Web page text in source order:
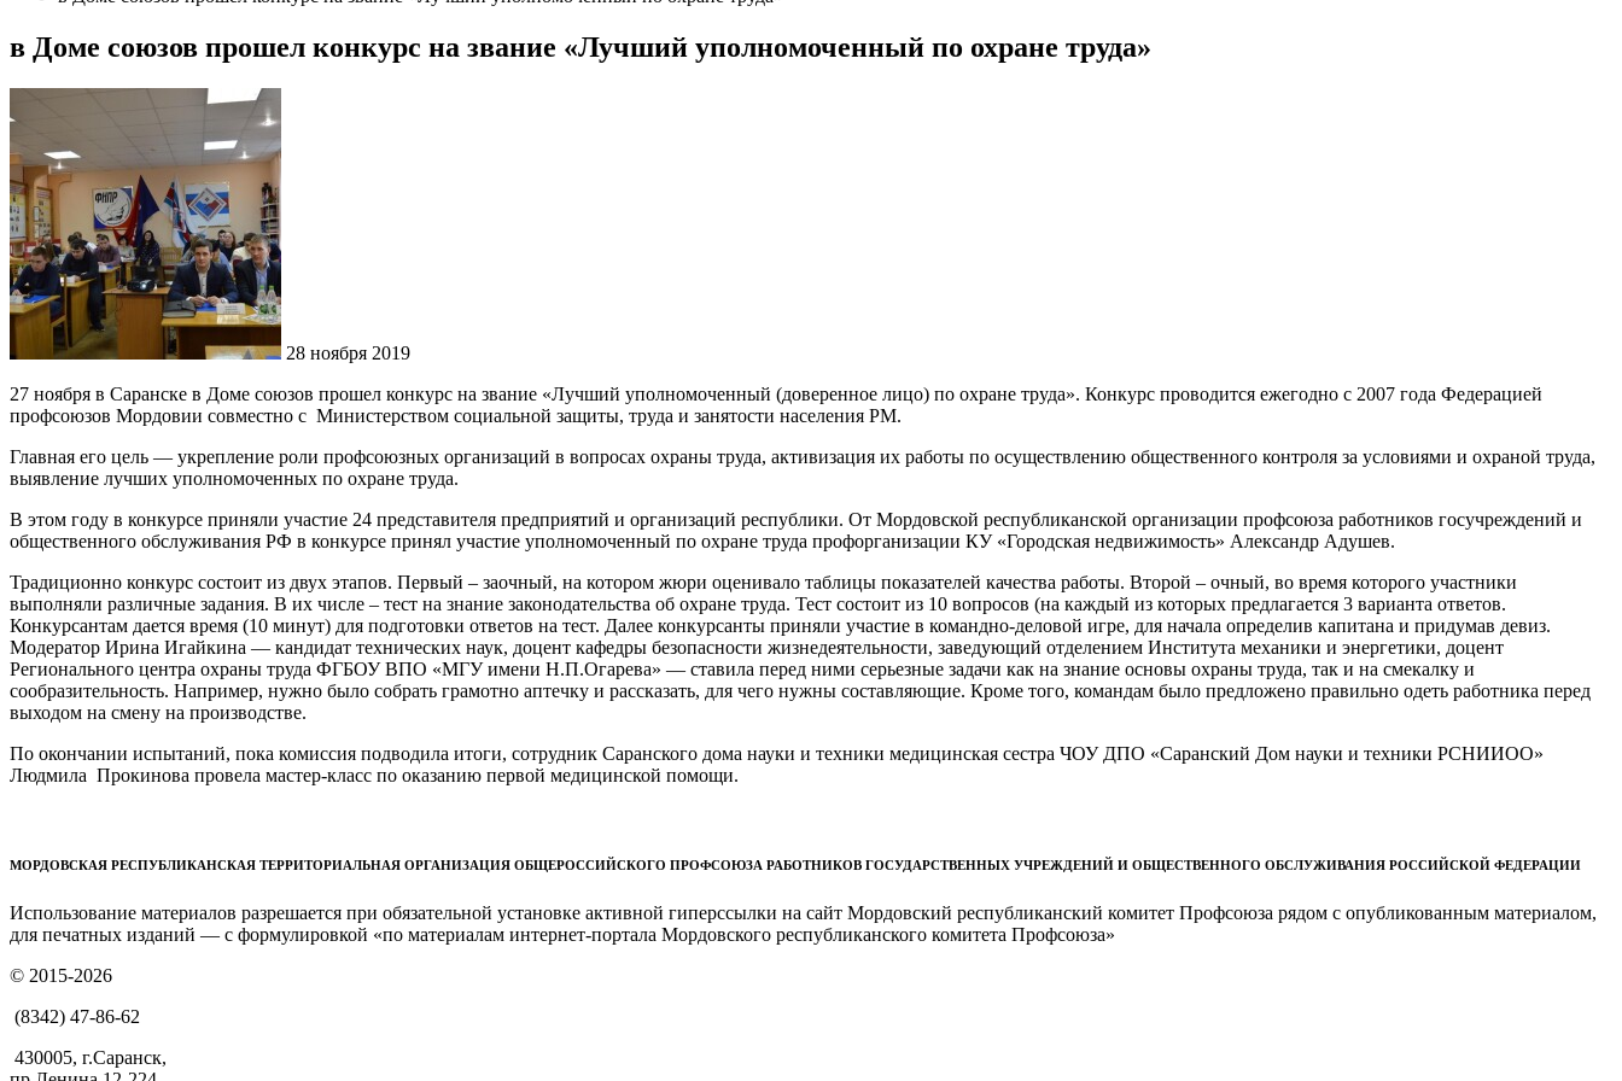
в Доме союзов прошел конкурс на звание «Лучший уполномоченный по охране труда»
28 ноября 2019
27 ноября в Саранске в Доме союзов прошел конкурс на звание «Лучший уполномоченный (доверенное лицо) по охране труда». Конкурс проводится ежегодно с 2007 года Федерацией
профсоюзов Мордовии совместно с Министерством социальной защиты, труда и занятости населения РМ.
Главная его цель — укрепление роли профсоюзных организаций в вопросах охраны труда, активизация их работы по осуществлению общественного контроля за условиями и охраной труда,
выявление лучших уполномоченных по охране труда.
В этом году в конкурсе приняли участие 24 представителя предприятий и организаций республики. От Мордовской республиканской организации профсоюза работников госучреждений и
общественного обслуживания РФ в конкурсе принял участие уполномоченный по охране труда профорганизации КУ «Городская недвижимость» Александр Адушев.
Традиционно конкурс состоит из двух этапов. Первый – заочный, на котором жюри оценивало таблицы показателей качества работы. Второй – очный, во время которого участники
выполняли различные задания. В их числе – тест на знание законодательства об охране труда. Тест состоит из 10 вопросов (на каждый из которых предлагается 3 варианта ответов.
Конкурсантам дается время (10 минут) для подготовки ответов на тест. Далее конкурсанты приняли участие в командно-деловой игре, для начала определив капитана и придумав девиз.
Модератор Ирина Игайкина — кандидат технических наук, доцент кафедры безопасности жизнедеятельности, заведующий отделением Института механики и энергетики, доцент
Регионального центра охраны труда ФГБОУ ВПО «МГУ имени Н.П.Огарева» — ставила перед ними серьезные задачи как на знание основы охраны труда, так и на смекалку и
сообразительность. Например, нужно было собрать грамотно аптечку и рассказать, для чего нужны составляющие. Кроме того, командам было предложено правильно одеть работника перед
выходом на смену на производстве.
По окончании испытаний, пока комиссия подводила итоги, сотрудник Саранского дома науки и техники медицинская сестра ЧОУ ДПО «Саранский Дом науки и техники РСНИИОО»
Людмила Прокинова провела мастер-класс по оказанию первой медицинской помощи.
МОРДОВСКАЯ РЕСПУБЛИКАНСКАЯ ТЕРРИТОРИАЛЬНАЯ ОРГАНИЗАЦИЯ ОБЩЕРОССИЙСКОГО ПРОФСОЮЗА РАБОТНИКОВ ГОСУДАРСТВЕННЫХ УЧРЕЖДЕНИЙ И ОБЩЕСТВЕННОГО ОБСЛУЖИВАНИЯ РОССИЙСКОЙ ФЕДЕРАЦИИ
Использование материалов разрешается при обязательной установке активной гиперссылки на сайт Мордовский республиканский комитет Профсоюза рядом с опубликованным материалом,
для печатных изданий — с формулировкой «по материалам интернет-портала Мордовского республиканского комитета Профсоюза»
© 2015-2026
(8342) 47-86-62
430005, г.Саранск,